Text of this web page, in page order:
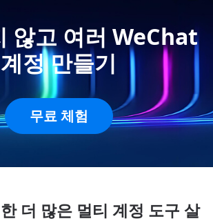
않고 여러 WeChat
계정 만들기
무료 체험
더 많은 멀티 계정 도구 살